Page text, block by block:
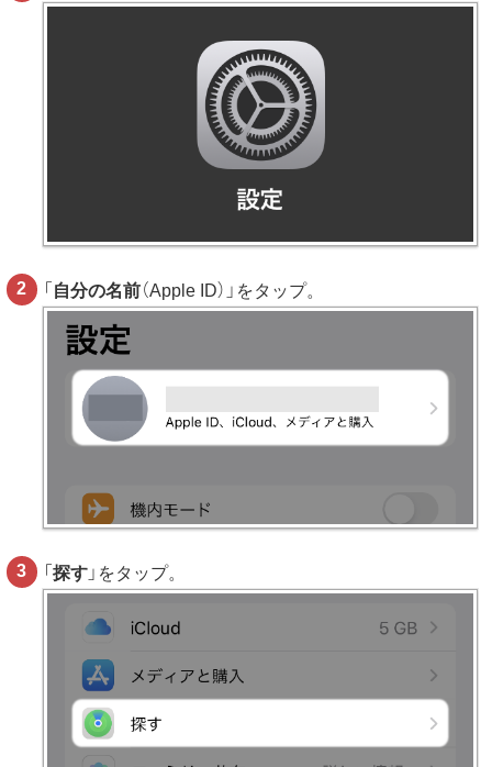
「 自分の名前（Apple ID）」をタップ。
「探す 」をタップ。